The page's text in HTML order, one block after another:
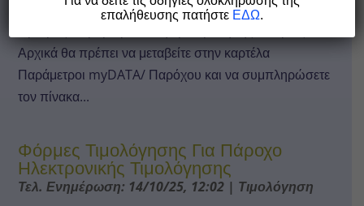
Αρχικά θα πρέπει να μεταβείτε στην καρτέλα
Παράμετροι myDATA/ Παρόχου και να συμπληρώσετε
τον πίνακα...
Φόρμες Τιμολόγησης Για Πάροχο
Ηλεκτρονικής Τιμολόγησης
Τελ. Ενημέρωση: 14/10/25, 12:02| Τιμολόγηση
επαλήθευσης πατήστε ΕΔΩ.